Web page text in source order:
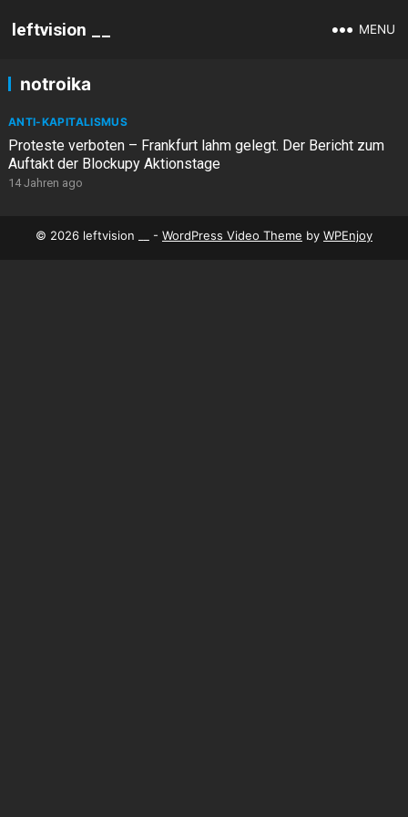
leftvision __ MENU
notroika
ANTI-KAPITALISMUS
Proteste verboten – Frankfurt lahm gelegt. Der Bericht zum
Auftakt der Blockupy Aktionstage
14 Jahren ago
© 2026 leftvision __ - WordPress Video Theme by WPEnjoy